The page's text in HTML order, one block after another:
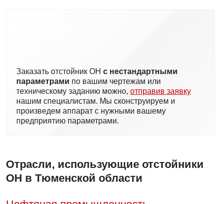
Заказать отстойник ОН с нестандартными
параметрами по вашим чертежам или
техническому заданию можно, отправив заявку
нашим специалистам. Мы сконструируем и
произведем аппарат с нужными вашему
предприятию параметрами.
Отрасли, использующие отстойники
ОН в Тюменской области